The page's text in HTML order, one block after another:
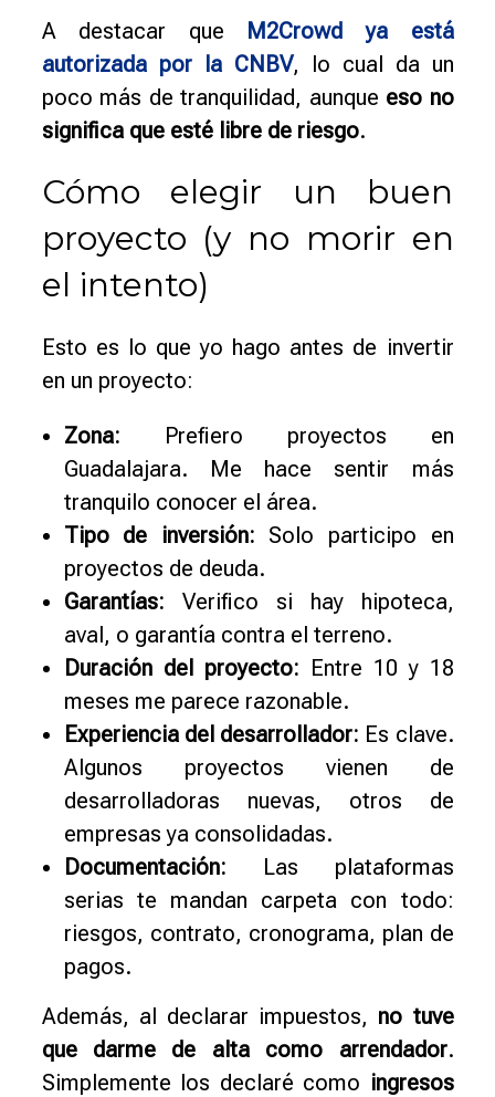
A destacar que M2Crowd ya está
autorizada por la CNBV, lo cual da un
poco más de tranquilidad, aunque eso no
significa que esté libre de riesgo.
Cómo elegir un buen
proyecto (y no morir en
el intento)
Esto es lo que yo hago antes de invertir
en un proyecto:
Zona: Prefiero proyectos en
Guadalajara. Me hace sentir más
tranquilo conocer el área.
Tipo de inversión: Solo participo en
proyectos de deuda.
Garantías: Verifico si hay hipoteca,
aval, o garantía contra el terreno.
Duración del proyecto: Entre 10 y 18
meses me parece razonable.
Experiencia del desarrollador: Es clave.
Algunos proyectos vienen de
desarrolladoras nuevas, otros de
empresas ya consolidadas.
Documentación: Las plataformas
serias te mandan carpeta con todo:
riesgos, contrato, cronograma, plan de
pagos.
Además, al declarar impuestos, no tuve
que darme de alta como arrendador.
Simplemente los declaré como ingresos